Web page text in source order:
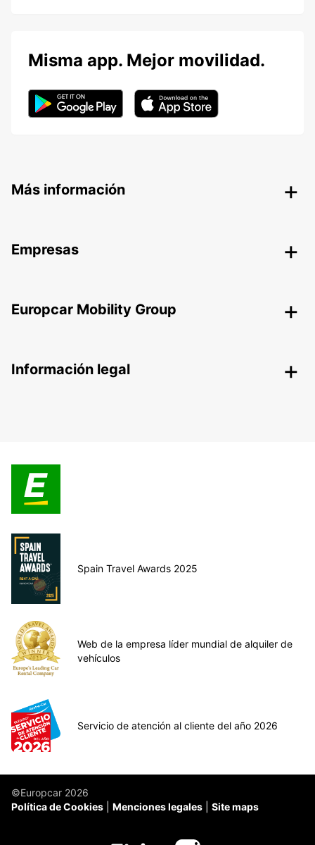
Misma app. Mejor movilidad.
Más información
Empresas
Europcar Mobility Group
Información legal
Spain Travel Awards 2025
Web de la empresa líder mundial de alquiler de
vehículos
Servicio de atención al cliente del año 2026
©Europcar 2026
Política de Cookies
Menciones legales Site maps